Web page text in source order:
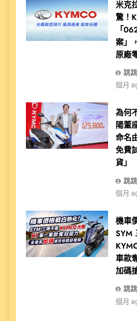
米克
驚！
「
案」
原廠
跳
個月
為何
陽董
命名
免費
貨」
跳
個月
機車
SYM
車款
加碼
跳
個月